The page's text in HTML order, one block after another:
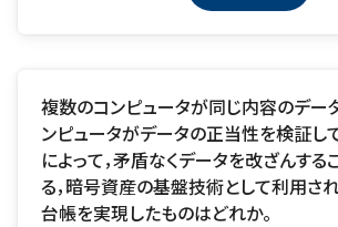
複数のコンピュータが同じ内容のデー
ンピュータがデータの正当性を検証し
によって，矛盾なくデータを改ざんす
る，暗号資産の基盤技術として利用さ
台帳を実現したものはどれか。